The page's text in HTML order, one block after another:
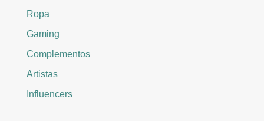
Ropa
Gaming
Complementos
Artistas
Influencers